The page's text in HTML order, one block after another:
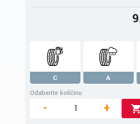
C A
Odaberite količinu
- +